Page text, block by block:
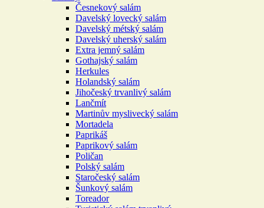
Česnekový salám
Davelský lovecký salám
Davelský métský salám
Davelský uherský salám
Extra jemný salám
Gothajský salám
Herkules
Holandský salám
Jihočeský trvanlivý salám
Lančmít
Martinův myslivecký salám
Mortadela
Paprikáš
Paprikový salám
Poličan
Polský salám
Staročeský salám
Šunkový salám
Toreador